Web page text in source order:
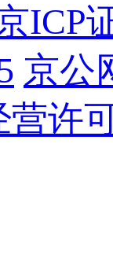
ICP
京公
营许